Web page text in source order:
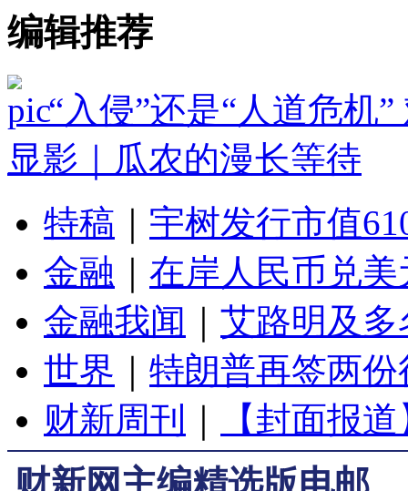
编辑推荐
“入侵”还是“人道危机
显影｜瓜农的漫长等待
特稿
宇树发行市值
金融
在岸人民币兑
金融我闻
艾路明及
世界
特朗普再签两
财新周刊
【封面报